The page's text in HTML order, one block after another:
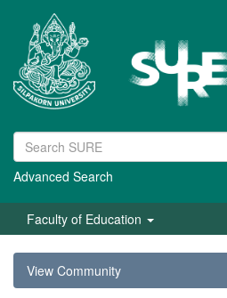
Advanced Search
Faculty of Education
View Community